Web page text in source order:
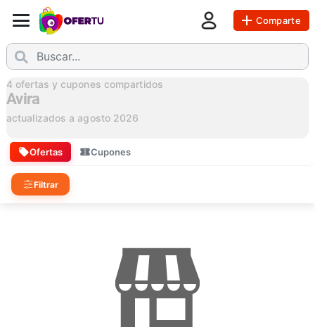
Comparte
4 ofertas y cupones compartidos
Avira
actualizados a agosto 2026
Ofertas Cupones
Filtrar